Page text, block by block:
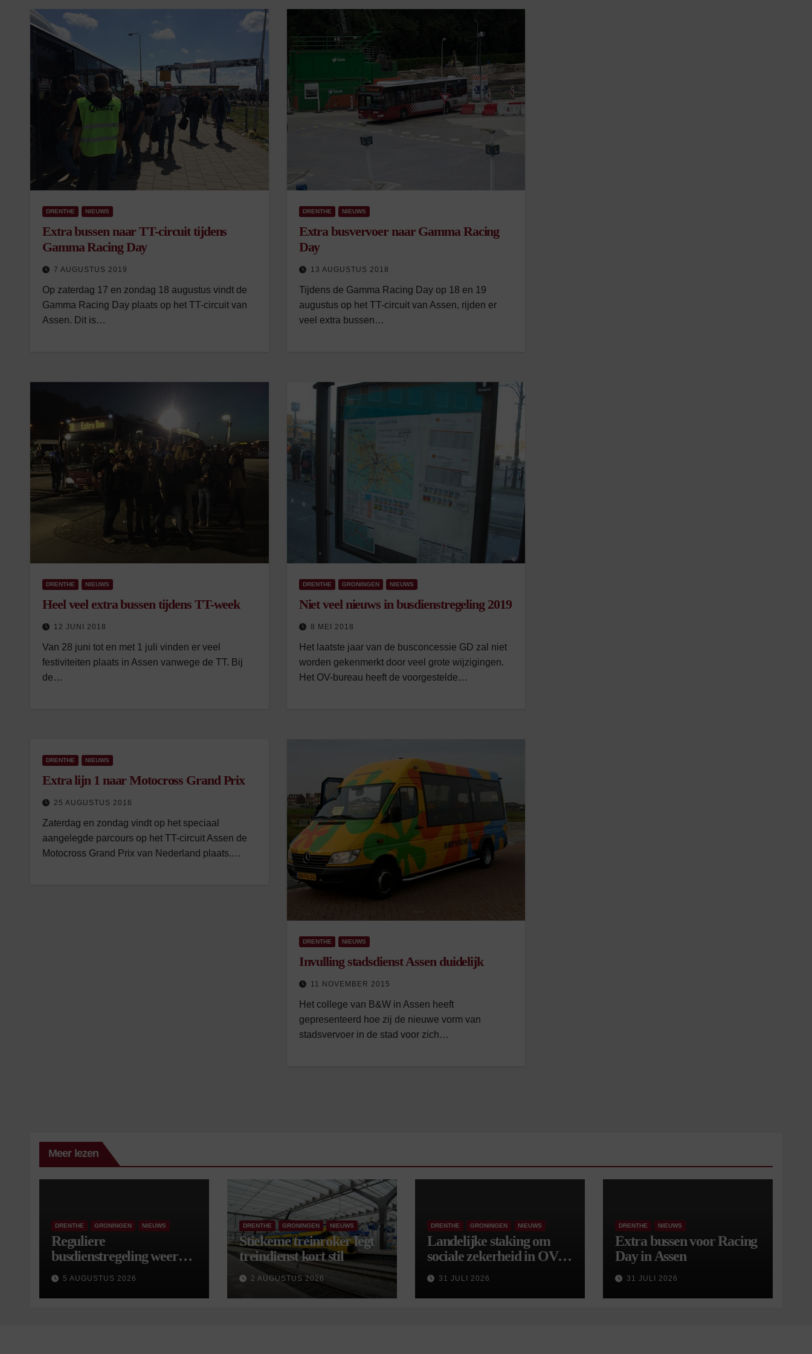
DRENTHE NIEUWS
Extra bussen naar TT-circuit tijdens
Gamma Racing Day
7 AUGUSTUS 2019
Op zaterdag 17 en zondag 18 augustus vindt de
Gamma Racing Day plaats op het TT-circuit van
Assen. Dit is…
DRENTHE NIEUWS
Extra busvervoer naar Gamma Racing
Day
13 AUGUSTUS 2018
Tijdens de Gamma Racing Day op 18 en 19
augustus op het TT-circuit van Assen, rijden er
veel extra bussen…
DRENTHE NIEUWS
Heel veel extra bussen tijdens TT-week
12 JUNI 2018
Van 28 juni tot en met 1 juli vinden er veel
festiviteiten plaats in Assen vanwege de TT. Bij
de…
DRENTHE GRONINGEN NIEUWS
Niet veel nieuws in busdienstregeling 2019
8 MEI 2018
Het laatste jaar van de busconcessie GD zal niet
worden gekenmerkt door veel grote wijzigingen.
Het OV-bureau heeft de voorgestelde…
DRENTHE NIEUWS
Extra lijn 1 naar Motocross Grand Prix
25 AUGUSTUS 2016
Zaterdag en zondag vindt op het speciaal
aangelegde parcours op het TT-circuit Assen de
Motocross Grand Prix van Nederland plaats.…
DRENTHE NIEUWS
Invulling stadsdienst Assen duidelijk
11 NOVEMBER 2015
Het college van B&W in Assen heeft
gepresenteerd hoe zij de nieuwe vorm van
stadsvervoer in de stad voor zich…
Meer lezen
DRENTHE GRONINGEN NIEUWS
Reguliere
busdienstregeling weer
van start, met kleine
wijzigingen
5 AUGUSTUS 2026
DRENTHE GRONINGEN NIEUWS
Stiekeme treinroker legt
treindienst kort stil
2 AUGUSTUS 2026
DRENTHE GRONINGEN NIEUWS
Landelijke staking om
sociale zekerheid in OV
aangekondigd voor 9
september
31 JULI 2026
DRENTHE NIEUWS
Extra bussen voor Racing
Day in Assen
31 JULI 2026